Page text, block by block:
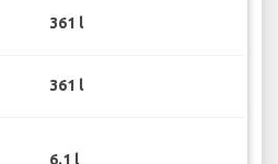
361 l
361 l
6.1 l